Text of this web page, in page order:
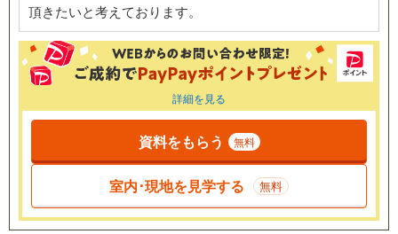
頂きたいと考えております。
詳細を見る
資料をもらう 無料
室内･現地を見学する 無料